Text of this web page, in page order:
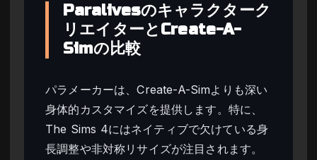
Paralivesのキャラクターク
リエイターとCreate-A-
Simの比較
パラメーカーは、Create-A-Simよりも深い
身体的カスタマイズを提供します。特に、
The Sims 4にはネイティブで欠けている身
長調整や非対称リサイズが注目されます。